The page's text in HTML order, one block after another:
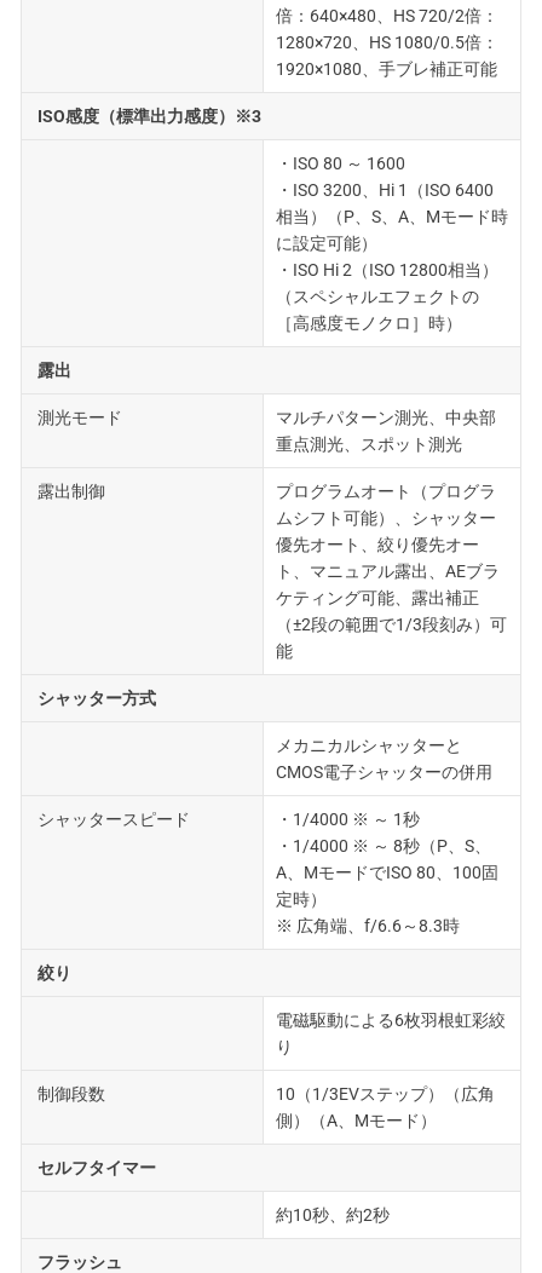
倍：640×480、HS 720/2倍：
1280×720、HS 1080/0.5倍：
1920×1080、手ブレ補正可能
ISO感度（標準出力感度）※3
・ISO 80 ～ 1600
・ISO 3200、Hi 1（ISO 6400
相当）（P、S、A、Mモード時
に設定可能）
・ISO Hi 2（ISO 12800相当）
（スペシャルエフェクトの
［高感度モノクロ］時）
露出
測光モード
マルチパターン測光、中央部
重点測光、スポット測光
露出制御
プログラムオート（プログラ
ムシフト可能）、シャッター
優先オート、絞り優先オー
ト、マニュアル露出、AEブラ
ケティング可能、露出補正
（±2段の範囲で1/3段刻み）可
能
シャッター方式
メカニカルシャッターと
CMOS電子シャッターの併用
シャッタースピード
・1/4000 ※ ～ 1秒
・1/4000 ※ ～ 8秒（P、S、
A、MモードでISO 80、100固
定時）
※ 広角端、f/6.6～8.3時
絞り
電磁駆動による6枚羽根虹彩絞
り
制御段数
10（1/3EVステップ）（広角
側）（A、Mモード）
セルフタイマー
約10秒、約2秒
フラッシュ